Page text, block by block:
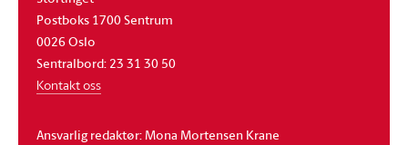
Postboks 1700 Sentrum
0026 Oslo
Sentralbord: 23 31 30 50
Kontakt oss
Ansvarlig redaktør: Mona Mortensen Krane